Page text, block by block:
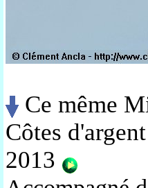
Ce même
Côtes
2013